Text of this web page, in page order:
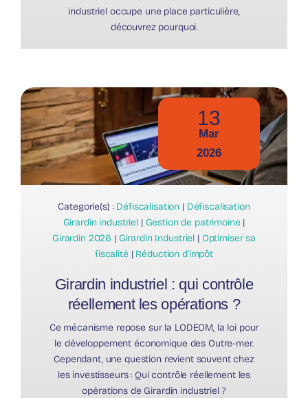
industriel occupe une place particulière,
découvrez pourquoi.
13
Mar
2026
Categorie(s) : Défiscalisation | Défiscalisation
Girardin industriel| Gestion de patrimoine |
Girardin 2026 | Girardin Industriel | Optimiser sa
fiscalité | Réduction d’impôt
Girardin industriel : qui contrôle
réellement les opérations ?
Ce mécanisme repose sur la LODEOM, la loi pour
le développement économique des Outre-mer.
Cependant, une question revient souvent chez
les investisseurs : Qui contrôle réellement les
opérations de Girardin industriel ?